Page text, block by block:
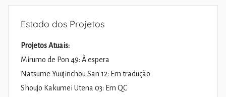
Estado dos Projetos
Projetos Atuais:
Mirumo de Pon 49: À espera
Natsume Yuujinchou San 12: Em tradução
Shoujo Kakumei Utena 03: Em QC